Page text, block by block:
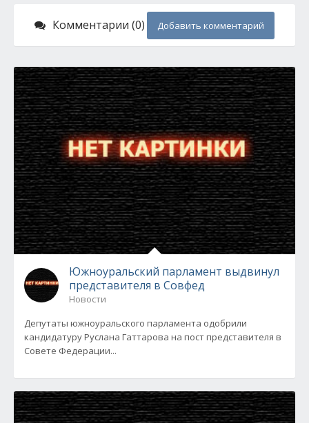
Комментарии (0) Добавить комментарий
Южноуральский парламент выдвинул
представителя в Совфед
Новости
Депутаты южноуральского парламента одобрили
кандидатуру Руслана Гаттарова на пост представителя в
Совете Федерации...